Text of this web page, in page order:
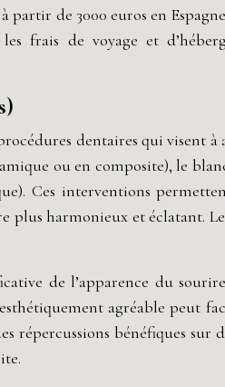
partir de 3000 euros en
frais de voyage et
dentaires qui visent
ou en composite), le
Ces interventions
plus harmonieux et éclatant.
de l’apparence du
agréable peut
répercussions bénéfiques